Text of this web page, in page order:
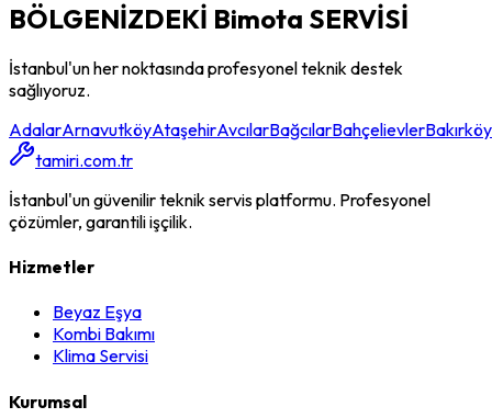
BÖLGENİZDEKİ Bimota SERVİSİ
İstanbul'un her noktasında profesyonel teknik destek
sağlıyoruz.
AdalarArnavutköyAtaşehirAvcılarBağcılarBahçelievlerBakırköy
tamiri.com.tr
İstanbul'un güvenilir teknik servis platformu. Profesyonel
çözümler, garantili işçilik.
Hizmetler
Beyaz Eşya
Kombi Bakımı
Klima Servisi
Kurumsal